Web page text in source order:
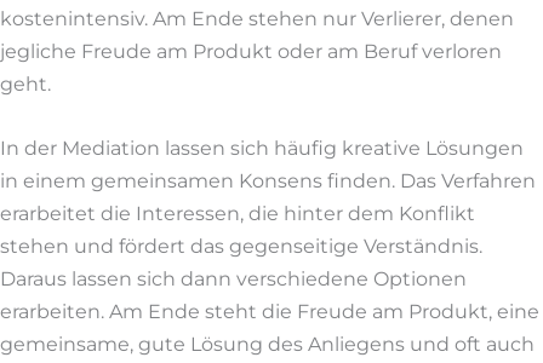
kostenintensiv. Am Ende stehen nur Verlierer, denen
jegliche Freude am Produkt oder am Beruf verloren
geht.
In der Mediation lassen sich häufig kreative Lösungen
in einem gemeinsamen Konsens finden. Das Verfahren
erarbeitet die Interessen, die hinter dem Konflikt
stehen und fördert das gegenseitige Verständnis.
Daraus lassen sich dann verschiedene Optionen
erarbeiten. Am Ende steht die Freude am Produkt, eine
gemeinsame, gute Lösung des Anliegens und oft auch